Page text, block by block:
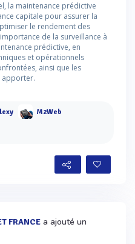
la maintenance prédictive
capitale pour assurer la
le rendement des
de la surveillance à
prédictive, en
et opérationnels
ainsi que les
apporter.
M2Web
FRANCE a ajouté un